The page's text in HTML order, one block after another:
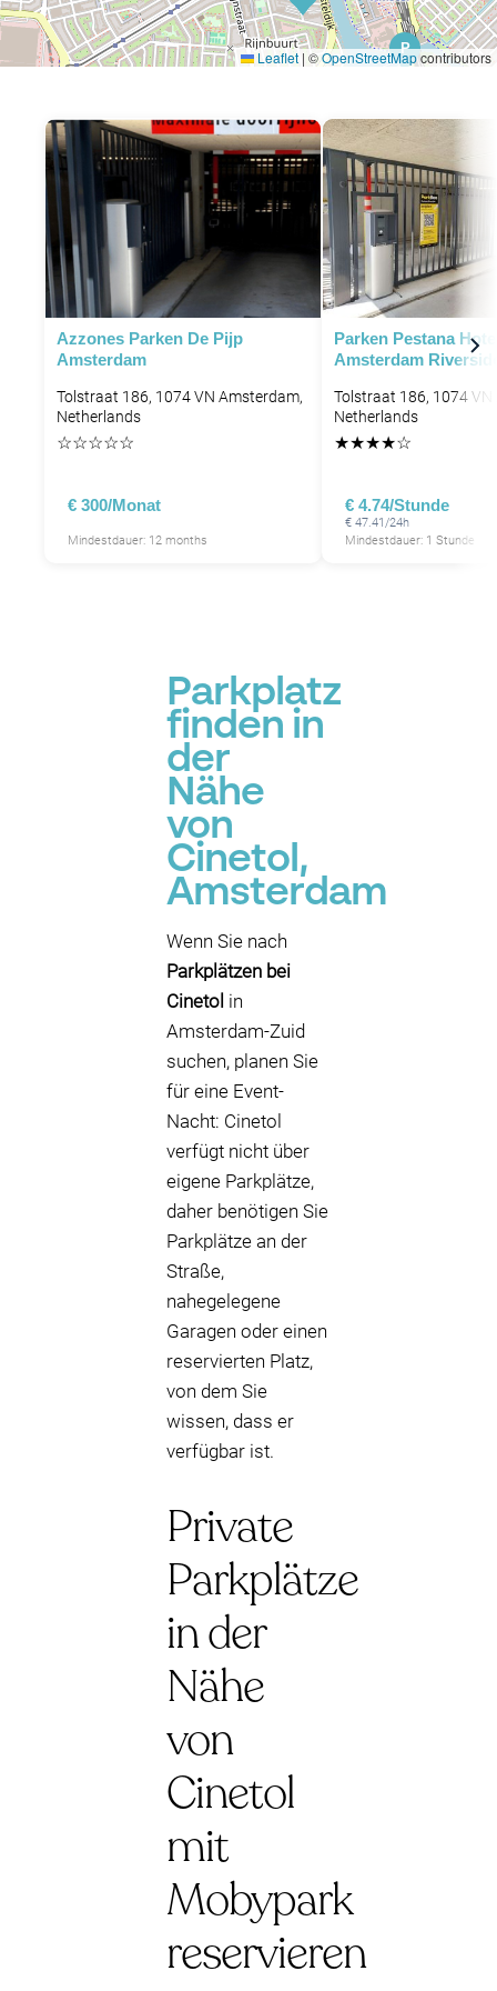
P
P
P
P
P
PP
Leaflet | ©OpenStreetMapcontributors
Azzones Parken De Pijp
Amsterdam
Tolstraat 186, 1074 VN Amsterdam,
Netherlands
☆☆☆☆☆
€ 300/Monat
Mindestdauer: 12 months
Parken Pestana
Amsterdam
Tolstraat 186, 1074
Netherlands
★★★★☆
€ 4.74/Stunde
€ 47.41/24h
Mindestdauer: 1 Stunde
Parkplatz
finden in
der
Nähe
von
Cinetol,
Amsterdam
Wenn Sie nach
Parkplätzen bei
Cinetol in
Amsterdam-Zuid
suchen, planen Sie
für eine Event-
Nacht: Cinetol
verfügt nicht über
eigene Parkplätze,
daher benötigen Sie
Parkplätze an der
Straße,
nahegelegene
Garagen oder einen
reservierten Platz,
von dem Sie
wissen, dass er
verfügbar ist.
Private
Parkplätze
in der
Nähe
von
Cinetol
mit
Mobypark
reservieren